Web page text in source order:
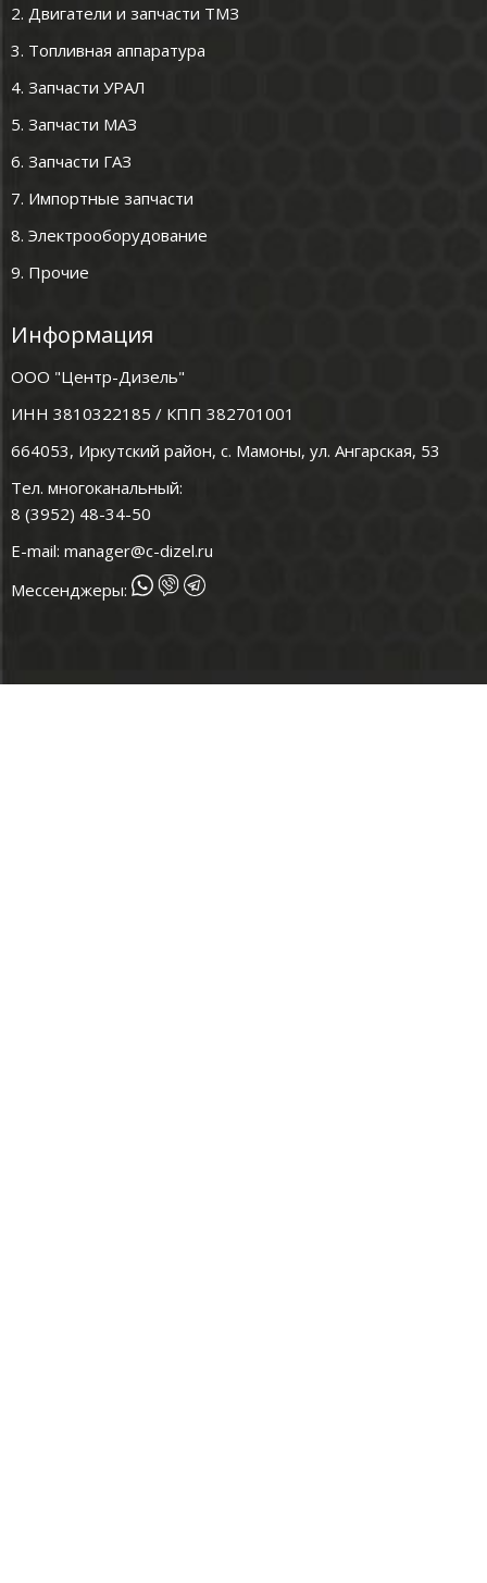
2. Двигатели и запчасти ТМЗ
3. Топливная аппаратура
4. Запчасти УРАЛ
5. Запчасти МАЗ
6. Запчасти ГАЗ
7. Импортные запчасти
8. Электрооборудование
9. Прочие
Информация
ООО "Центр-Дизель"
ИНН 3810322185 / КПП 382701001
664053, Иркутский район, с. Мамоны, ул. Ангарская, 53
Тел. многоканальный:
8 (3952) 48-34-50
E-mail: manager@c-dizel.ru
Мессенджеры: